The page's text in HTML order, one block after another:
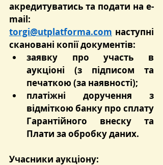
акредитуватись та подати на e-
torgi@utplatforma.com наступні
скановані копії документів:
заявку про участь в
аукціоні (з підписом та
печаткою (за наявності);
платіжні доручення з
відміткою банку про сплату
Гарантійного внеску та
Плати за обробку даних.
Учасники аукціону: